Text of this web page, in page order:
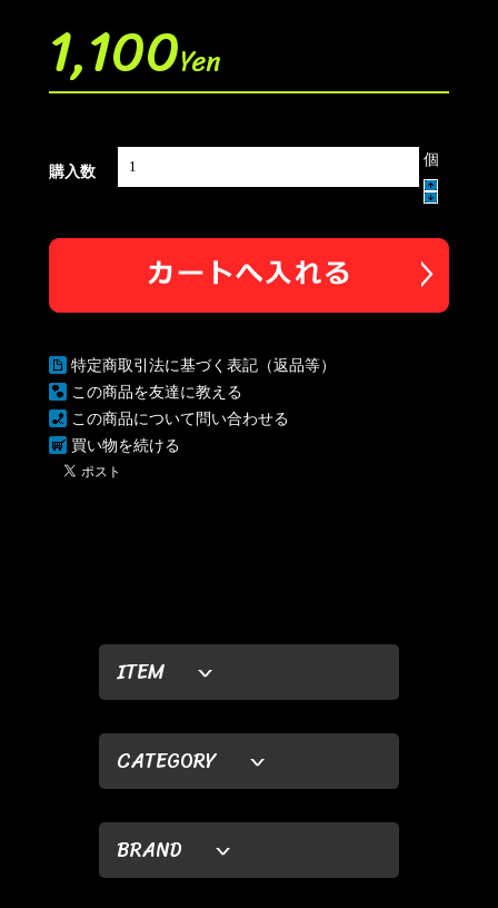
ITEM
CATEGORY
BRAND
1,100Yen
購入数
個
特定商取引法に基づく表記（返品等）
この商品を友達に教える
この商品について問い合わせる
買い物を続ける